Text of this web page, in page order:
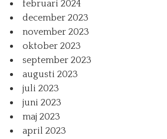
februari 2024
december 2023
november 2023
oktober 2023
september 2023
augusti 2023
juli 2023
juni 2023
maj 2023
april 2023